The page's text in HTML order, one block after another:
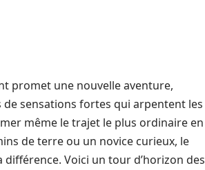
promet une nouvelle aventure,
de sensations fortes qui arpentent les
même le trajet le plus ordinaire en
de terre ou un novice curieux, le
Voici un tour d’horizon des